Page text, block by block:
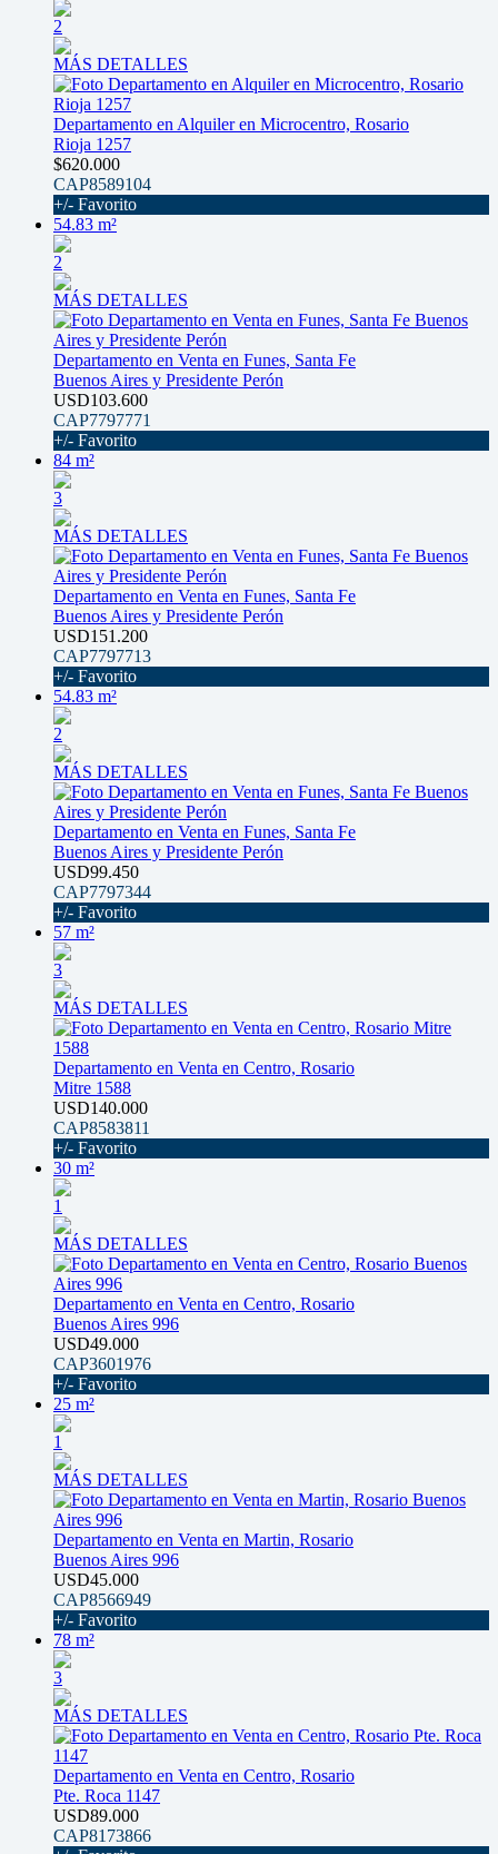
2
MÁS DETALLES
Departamento en Alquiler en Microcentro, Rosario
Rioja 1257
$620.000
CAP8589104
+/- Favorito
54.83 m²
2
MÁS DETALLES
Departamento en Venta en Funes, Santa Fe
Buenos Aires y Presidente Perón
USD103.600
CAP7797771
+/- Favorito
84 m²
3
MÁS DETALLES
Departamento en Venta en Funes, Santa Fe
Buenos Aires y Presidente Perón
USD151.200
CAP7797713
+/- Favorito
54.83 m²
2
MÁS DETALLES
Departamento en Venta en Funes, Santa Fe
Buenos Aires y Presidente Perón
USD99.450
CAP7797344
+/- Favorito
57 m²
3
MÁS DETALLES
Departamento en Venta en Centro, Rosario
Mitre 1588
USD140.000
CAP8583811
+/- Favorito
30 m²
1
MÁS DETALLES
Departamento en Venta en Centro, Rosario
Buenos Aires 996
USD49.000
CAP3601976
+/- Favorito
25 m²
1
MÁS DETALLES
Departamento en Venta en Martin, Rosario
Buenos Aires 996
USD45.000
CAP8566949
+/- Favorito
78 m²
3
MÁS DETALLES
Departamento en Venta en Centro, Rosario
Pte. Roca 1147
USD89.000
CAP8173866